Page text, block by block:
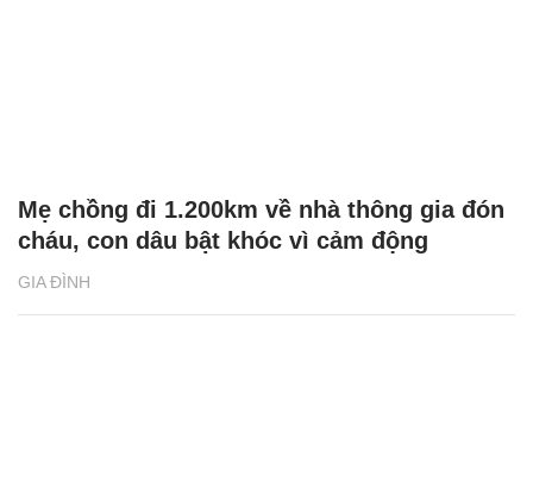
GIA ĐÌNH
Mẹ chồng đi 1.200km về nhà thông gia đón
cháu, con dâu bật khóc vì cảm động